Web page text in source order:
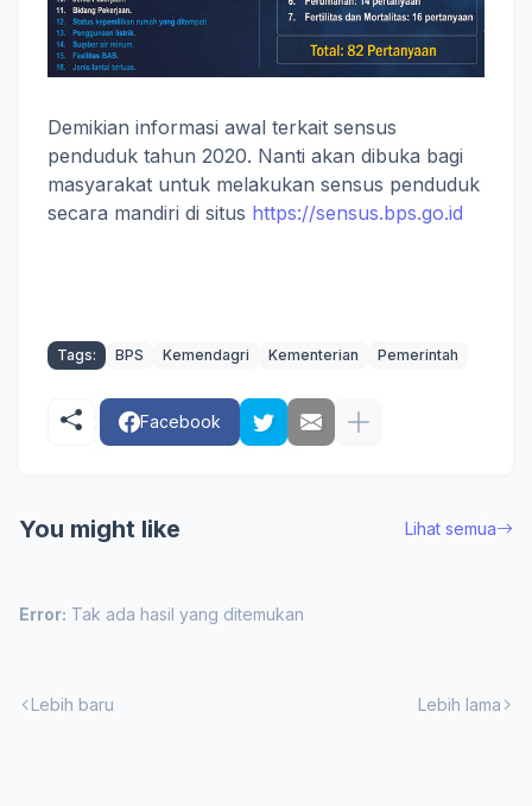
Demikian informasi awal terkait sensus
penduduk tahun 2020. Nanti akan dibuka bagi
masyarakat untuk melakukan sensus penduduk
secara mandiri di situs https://sensus.bps.go.id
Tags: BPS Kemendagri Kementerian Pemerintah
Facebook
You might like Lihat semua
Error: Tak ada hasil yang ditemukan
Lebih baru Lebih lama